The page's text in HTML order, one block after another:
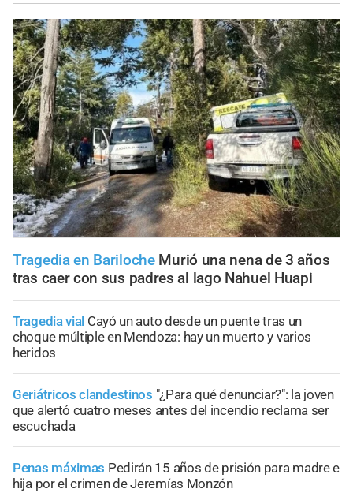
Tragedia en Bariloche Murió una nena de 3 años
tras caer con sus padres al lago Nahuel Huapi
Tragedia vial Cayó un auto desde un puente tras un
choque múltiple en Mendoza: hay un muerto y varios
heridos
Geriátricos clandestinos "¿Para qué denunciar?": la joven
que alertó cuatro meses antes del incendio reclama ser
escuchada
Penas máximas Pedirán 15 años de prisión para madre e
hija por el crimen de Jeremías Monzón